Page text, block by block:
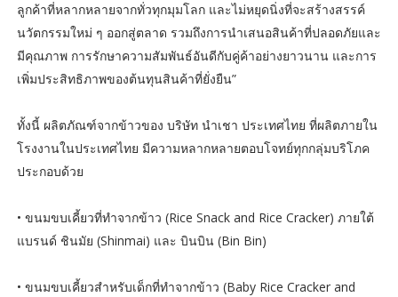
ลูกค้าที่หลากหลายจากทั่วทุกมุมโลก และไม่หยุดนิ่งที่จะสร้างสรรค์
นวัตกรรมใหม่ ๆ ออกสู่ตลาด รวมถึงการนำเสนอสินค้าที่ปลอดภัยและ
มีคุณภาพ การรักษาความสัมพันธ์อันดีกับคู่ค้าอย่างยาวนาน และการ
เพิ่มประสิทธิภาพของต้นทุนสินค้าที่ยั่งยืน”
ทั้งนี้ ผลิตภัณฑ์จากข้าวของ บริษัท นำเชา ประเทศไทย ที่ผลิตภายใน
โรงงานในประเทศไทย มีความหลากหลายตอบโจทย์ทุกกลุ่มบริโภค
ประกอบด้วย
• ขนมขบเคี้ยวที่ทำจากข้าว (Rice Snack and Rice Cracker) ภายใต้
แบรนด์ ชินมัย (Shinmai) และ บินบิน (Bin Bin)
• ขนมขบเคี้ยวสำหรับเด็กที่ทำจากข้าว (Baby Rice Cracker and